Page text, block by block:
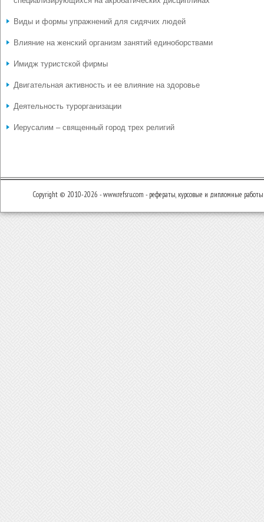
Виды и формы упражнений для сидячих людей
Влияние на женский организм занятий единоборствами
Имидж туристской фирмы
Двигательная активность и ее влияние на здоровье
Деятельность турорганизации
Иерусалим – священный город трех религий
Copyright © 2010-2026 - www.refsru.com - рефераты, курсовые и дипломные работы